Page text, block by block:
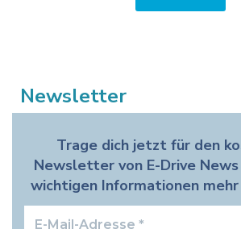
Newsletter
Trage dich jetzt für den
Newsletter von E-Drive News
wichtigen Informationen mehr
E-